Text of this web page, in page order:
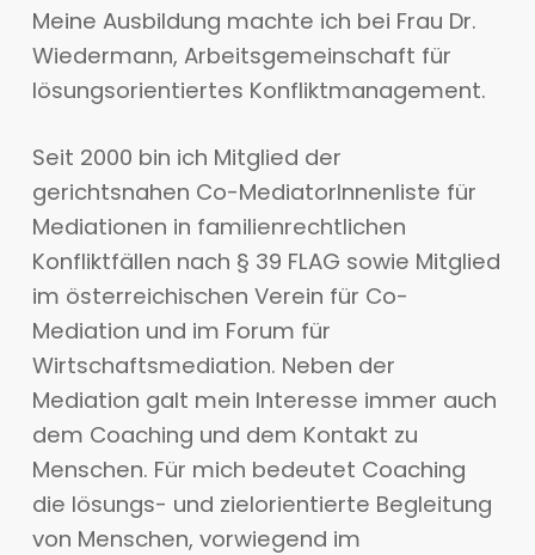
Meine Ausbildung machte ich bei Frau Dr.
Wiedermann, Arbeitsgemeinschaft für
lösungsorientiertes Konfliktmanagement.
Seit 2000 bin ich Mitglied der
gerichtsnahen Co-MediatorInnenliste für
Mediationen in familienrechtlichen
Konfliktfällen nach § 39 FLAG sowie Mitglied
im österreichischen Verein für Co-
Mediation und im Forum für
Wirtschaftsmediation. Neben der
Mediation galt mein Interesse immer auch
dem Coaching und dem Kontakt zu
Menschen. Für mich bedeutet Coaching
die lösungs- und zielorientierte Begleitung
von Menschen, vorwiegend im